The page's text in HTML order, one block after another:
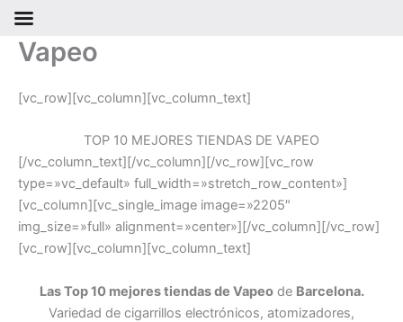
contenido
Vapeo
[vc_row][vc_column][vc_column_text]
TOP 10 MEJORES TIENDAS DE VAPEO
[/vc_column_text][/vc_column][/vc_row][vc_row
type=»vc_default» full_width=»stretch_row_content»]
[vc_column][vc_single_image image=»2205″
img_size=»full» alignment=»center»][/vc_column][/vc_row]
[vc_row][vc_column][vc_column_text]
Las Top 10 mejores tiendas de Vapeode Barcelona.
Variedad de cigarrillos electrónicos, atomizadores,